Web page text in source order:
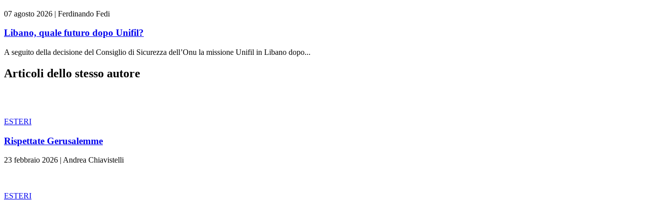
07 agosto 2026 | Ferdinando Fedi
Libano, quale futuro dopo Unifil?
A seguito della decisione del Consiglio di Sicurezza dell’Onu la missione Unifil in Libano dopo...
Articoli dello stesso autore
ESTERI
Rispettate Gerusalemme
23 febbraio 2026 | Andrea Chiavistelli
ESTERI